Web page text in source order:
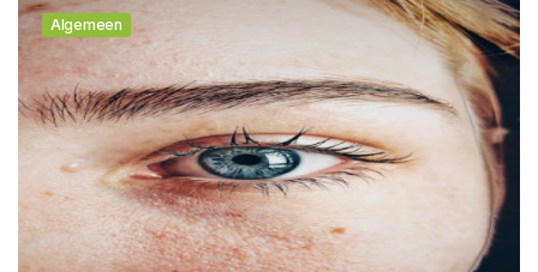
Algemeen